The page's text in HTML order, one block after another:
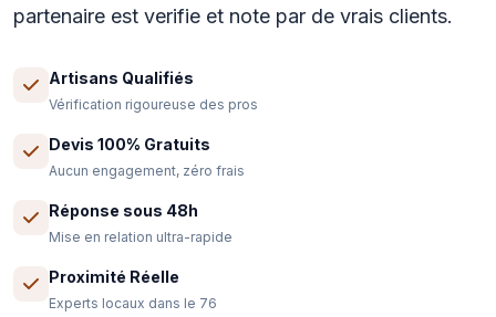
partenaire est verifie et note par de vrais clients.
Artisans Qualifiés
Vérification rigoureuse des pros
Devis 100% Gratuits
Aucun engagement, zéro frais
Réponse sous 48h
Mise en relation ultra-rapide
Proximité Réelle
Experts locaux dans le 76